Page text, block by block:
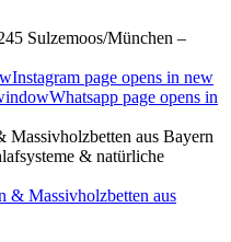
Sulzemoos/München –
Instagram page opens in new
Whatsapp page opens in
Massivholzbetten aus Bayern
& natürliche